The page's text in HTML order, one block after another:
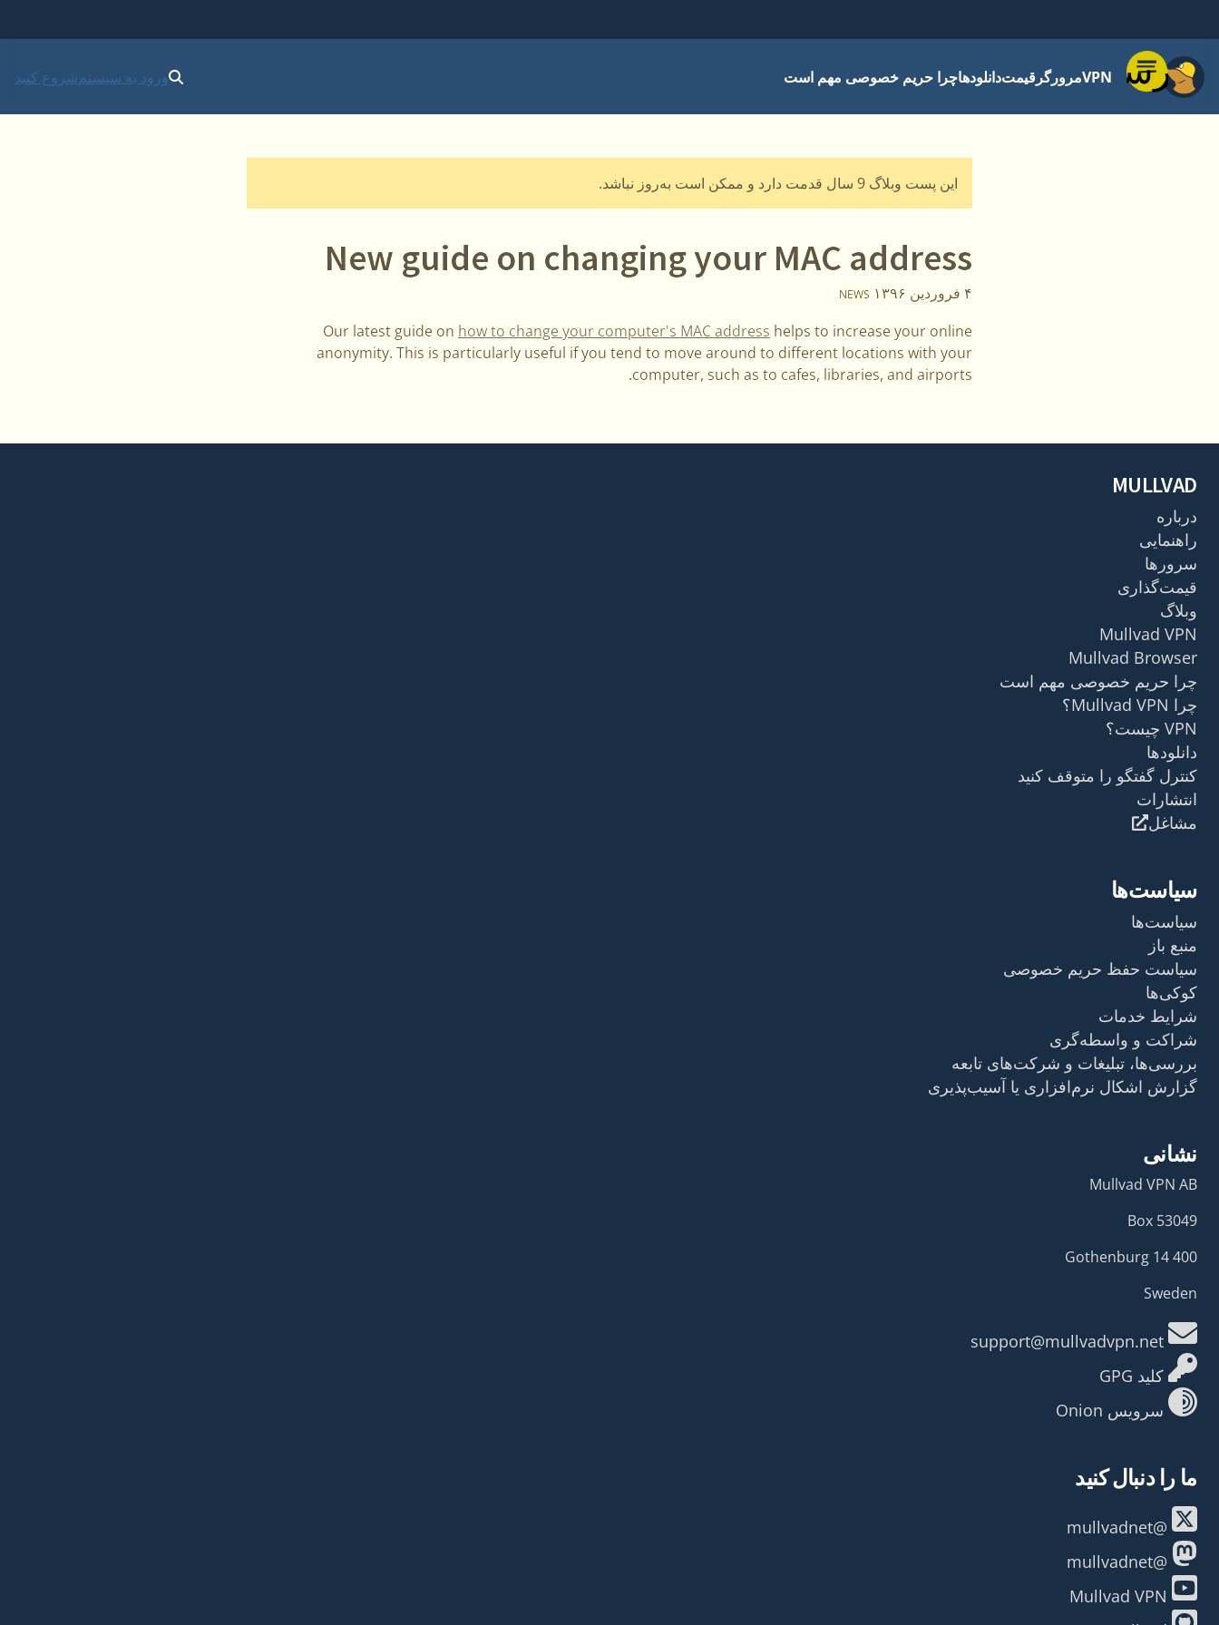
فهرست
VPNمرورگرقیمتدانلودهاچرا حریم خصوصی مهم است ورود به سیستمشروع کنید
این پست وبلاگ 9 سال قدمت دارد و ممکن است به‌روز نباشد.
New guide on changing your MAC address
۴ فروردین ۱۳۹۶ NEWS
Our latest guide on how to change your computer's MAC address helps to increase your online
anonymity. This is particularly useful if you tend to move around to different locations with your
computer, such as to cafes, libraries, and airports.
MULLVAD
درباره
راهنمایی
سرورها
قیمت‌گذاری
وبلاگ
Mullvad VPN
Mullvad Browser
چرا حریم خصوصی مهم است
چرا Mullvad VPN؟
VPN چیست؟
دانلودها
کنترل گفتگو را متوقف کنید
انتشارات
مشاغل
سیاست‌ها
سیاست‌ها
منبع باز
سیاست حفظ حریم خصوصی
کوکی‌ها
شرایط خدمات
شراکت و واسطه‌گری
بررسی‌ها، تبلیغات و شرکت‌های تابعه
گزارش اشکال نرم‌افزاری یا آسیب‌پذیری
نشانی
Mullvad VPN AB
Box 53049
400 14 Gothenburg
Sweden
کلید GPG
سرویس Onion
ما را دنبال کنید
@mullvadnet
@mullvadnet